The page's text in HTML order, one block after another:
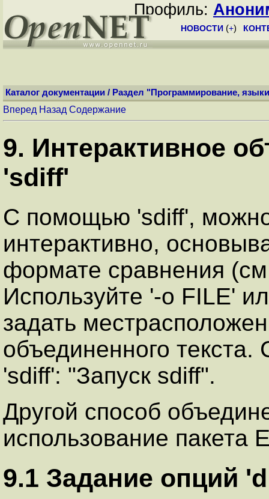
Профиль:
НОВОСТИ (+)
Каталог документации / Раздел "Программирование,
Вперед Назад Содержание
9. Интерактивное
'sdiff'
С помощью 'sdiff',
интерактивно,
формате сравнения
Используйте '-o FILE'
задать
объединенного
'sdiff': "Запуск sdiff".
Другой способ
использование пакета
9.1 Задание опций